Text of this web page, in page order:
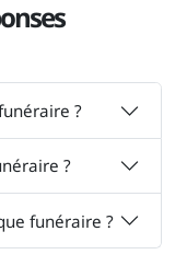
?
?
funéraire ?